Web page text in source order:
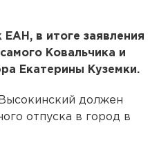
в итоге заявления
Ковальчика и
Екатерины Куземки.
должен
отпуска в город в